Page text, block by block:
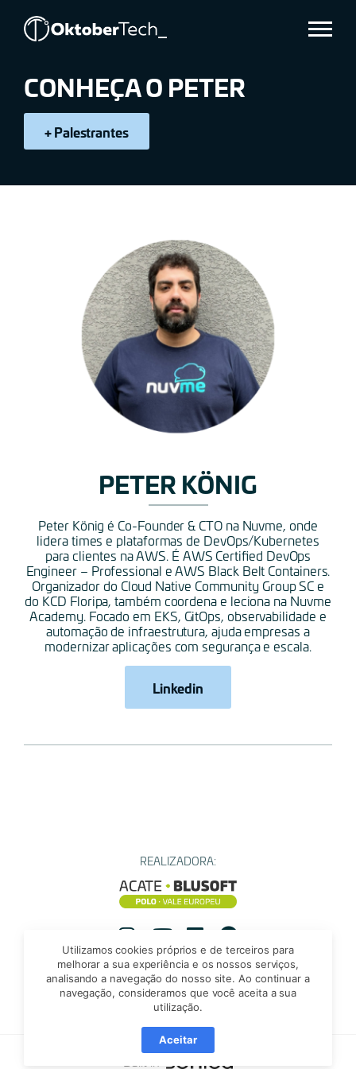
Menu
PETER
KÖNIG
CONHEÇA O PETER
+ Palestrantes
PETER KÖNIG
Peter König é Co-Founder & CTO na Nuvme, onde
lidera times e plataformas de DevOps/Kubernetes
para clientes na AWS. É AWS Certified DevOps
Engineer – Professional e AWS Black Belt Containers.
Organizador do Cloud Native Community Group SC e
do KCD Floripa, também coordena e leciona na Nuvme
Academy. Focado em EKS, GitOps, observabilidade e
automação de infraestrutura, ajuda empresas a
modernizar aplicações com segurança e escala.
Linkedin
REALIZADORA:
InstagramYouTubeInstagramFacebook
Built in
Utilizamos cookies próprios e de terceiros para
melhorar a sua experiência e os nossos serviços,
analisando a navegação do nosso site. Ao continuar a
navegação, consideramos que você aceita a sua
utilização.
Aceitar